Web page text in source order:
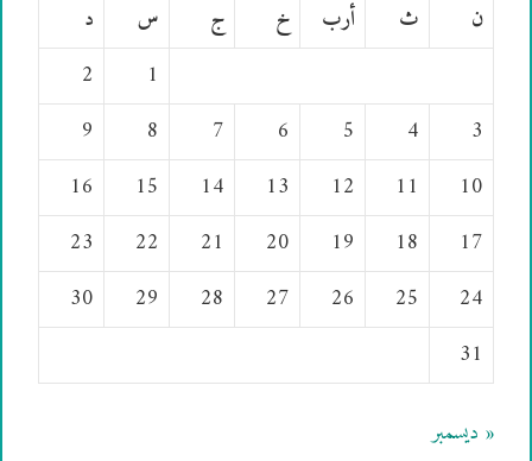
ن
ث أرب خ ج س
د
1
2
3
4
5
6
7
8
9
10
11
12
13
14
15
16
17
18
19
20
21
22
23
24
25
26
27
28
29
30
31
« ديسمبر